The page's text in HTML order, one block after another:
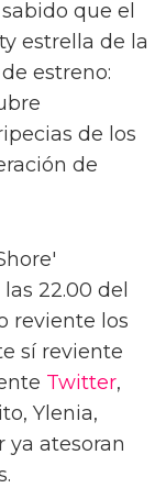
que el
estrella de la
estreno:
de los
de
22.00 del
reviente los
sí reviente
Twitter,
Ylenia,
ya atesoran